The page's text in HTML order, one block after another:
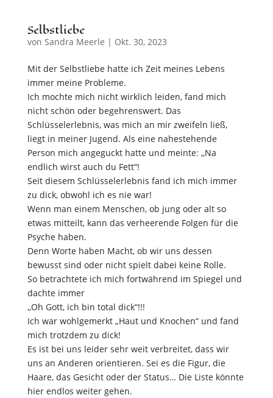
Selbstliebe
von Sandra Meerle | Okt. 30, 2023
Mit der Selbstliebe hatte ich Zeit meines Lebens
immer meine Probleme.
Ich mochte mich nicht wirklich leiden, fand mich
nicht schön oder begehrenswert. Das
Schlüsselerlebnis, was mich an mir zweifeln ließ,
liegt in meiner Jugend. Als eine nahestehende
Person mich angeguckt hatte und meinte: ,,Na
endlich wirst auch du Fett“!
Seit diesem Schlüsselerlebnis fand ich mich immer
zu dick, obwohl ich es nie war!
Wenn man einem Menschen, ob jung oder alt so
etwas mitteilt, kann das verheerende Folgen für die
Psyche haben.
Denn Worte haben Macht, ob wir uns dessen
bewusst sind oder nicht spielt dabei keine Rolle.
So betrachtete ich mich fortwährend im Spiegel und
dachte immer
,,Oh Gott, ich bin total dick“!!!
Ich war wohlgemerkt „Haut und Knochen“ und fand
mich trotzdem zu dick!
Es ist bei uns leider sehr weit verbreitet, dass wir
uns an Anderen orientieren. Sei es die Figur, die
Haare, das Gesicht oder der Status… Die Liste könnte
hier endlos weiter gehen.